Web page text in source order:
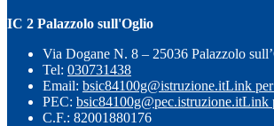
IC 2 Palazzolo sull'Oglio
Via Dogane N. 8 – 25036 Palazzolo
Tel: 030731438
Email: bsic84100g@istruzione.itLink
PEC: bsic84100g@pec.istruzione.itLink
C.F.: 82001880176